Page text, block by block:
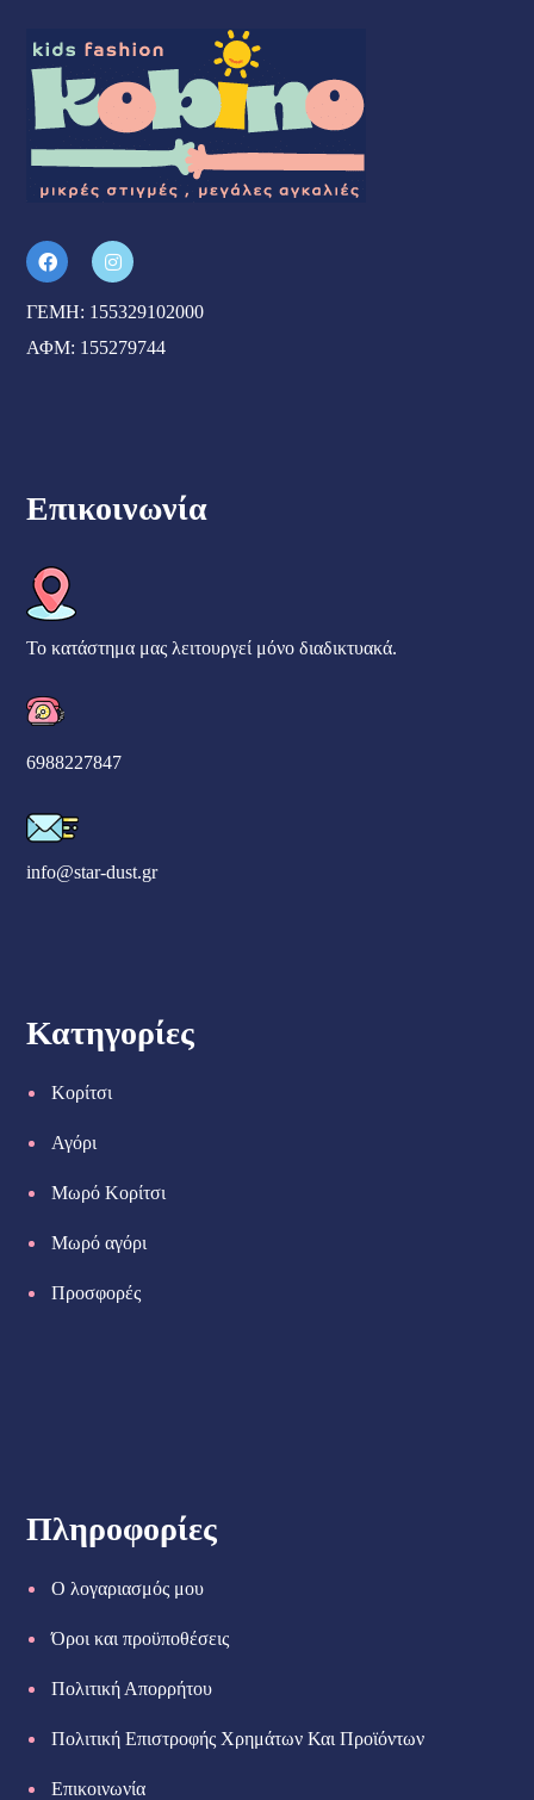
ΓΕΜΗ: 155329102000
ΑΦΜ: 155279744
Επικοινωνία
Το κατάστημα μας λειτουργεί μόνο διαδικτυακά.
6988227847
info@star-dust.gr
Κατηγορίες
Κορίτσι
Αγόρι
Μωρό Κορίτσι
Μωρό αγόρι
Προσφορές
Πληροφορίες
Ο λογαριασμός μου
Όροι και προϋποθέσεις
Πολιτική Απορρήτου
Πολιτική Επιστροφής Χρημάτων Και Προϊόντων
Επικοινωνία